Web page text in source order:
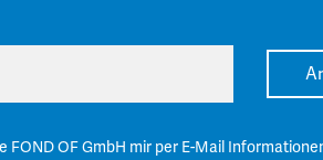
FOND OF GmbH mir per E-Mail